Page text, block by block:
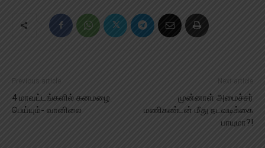
Previous article
4 மாவட்டங்களில் கனமழை
பெய்யும்- வானிலை
Next article
முன்னாள் அமைச்சர்
மணிகண்டன் மீது நடவடிக்கை
பாயுமா?!